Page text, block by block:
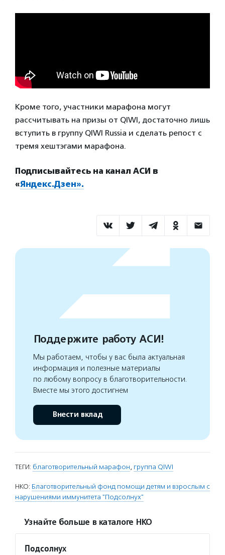
Кроме того, участники марафона могут
рассчитывать на призы от QIWI, достаточно лишь
вступить в группу QIWI Russia и сделать репост с
тремя хештэгами марафона.
Подписывайтесь на канал АСИ в
«Яндекс.Дзен».
Поддержите работу АСИ!
Мы работаем, чтобы у вас была актуальная
информация и полезные материалы
по любому вопросу в благотворительности.
Вместе мы этого достигнем
Внести вклад
ТЕГИ: благотворительный марафон, группа QIWI
НКО: Благотворительный фонд помощи детям и взрослым с
нарушениями иммунитета "Подсолнух"
Узнайте больше в каталоге НКО
Подсолнух